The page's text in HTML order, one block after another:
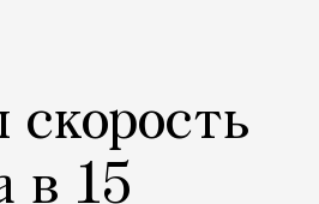
скорость
в 15